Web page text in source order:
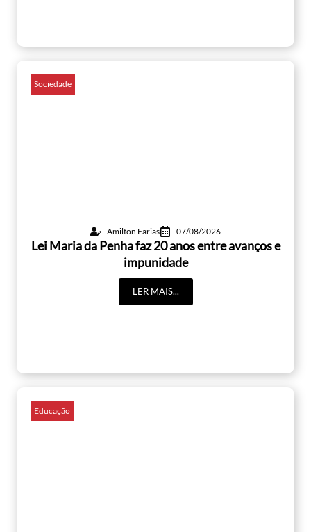
Sociedade
Amilton Farias 07/08/2026
Lei Maria da Penha faz 20 anos entre avanços e
impunidade
LER MAIS...
Educação